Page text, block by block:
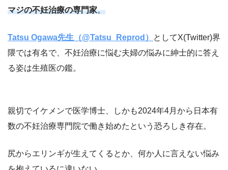
マジの不妊治療の専門家。
Tatsu Ogawa先生（@Tatsu_Reprod）
としてX(Twitter)界
隈では有名で、不妊治療に悩む夫婦の悩みに紳士的に答え
る姿は生殖医の鑑。
親切でイケメンで医学博士、しかも2024年4月から日本有
数の不妊治療専門院で働き始めたという恐ろしき存在。
尻からエリンギが生えてくるとか、何か人に言えない悩み